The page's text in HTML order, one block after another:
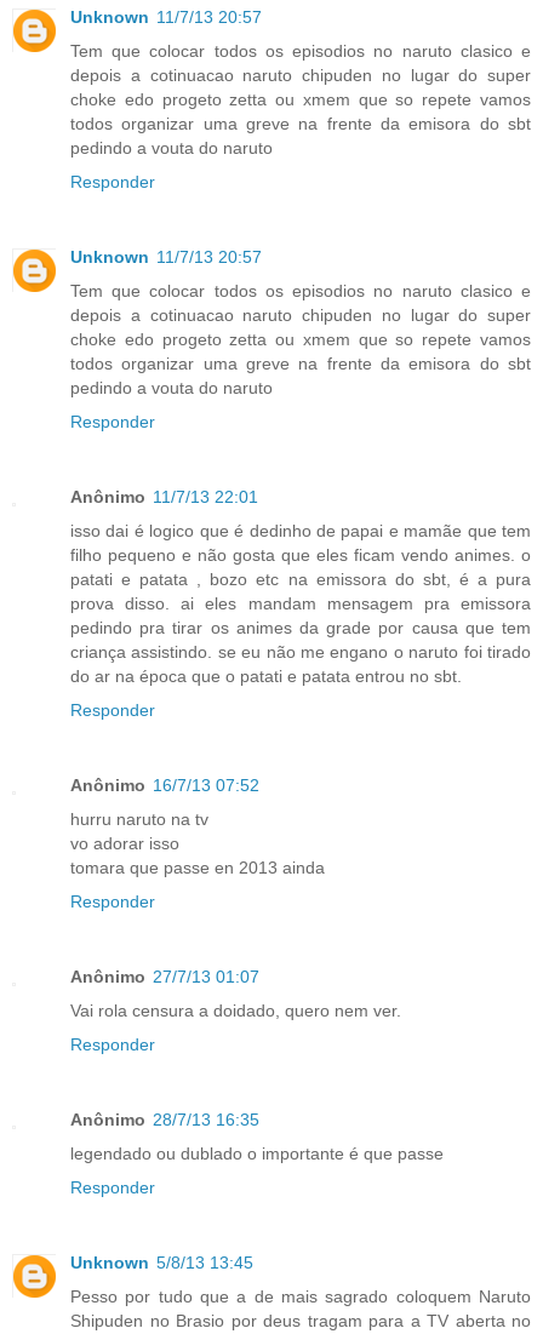
Unknown 11/7/13 20:57
Tem que colocar todos os episodios no naruto clasico e
depois a cotinuacao naruto chipuden no lugar do super
choke edo progeto zetta ou xmem que so repete vamos
todos organizar uma greve na frente da emisora do sbt
pedindo a vouta do naruto
Responder
Unknown 11/7/13 20:57
Tem que colocar todos os episodios no naruto clasico e
depois a cotinuacao naruto chipuden no lugar do super
choke edo progeto zetta ou xmem que so repete vamos
todos organizar uma greve na frente da emisora do sbt
pedindo a vouta do naruto
Responder
Anônimo 11/7/13 22:01
isso dai é logico que é dedinho de papai e mamãe que tem
filho pequeno e não gosta que eles ficam vendo animes. o
patati e patata , bozo etc na emissora do sbt, é a pura
prova disso. ai eles mandam mensagem pra emissora
pedindo pra tirar os animes da grade por causa que tem
criança assistindo. se eu não me engano o naruto foi tirado
do ar na época que o patati e patata entrou no sbt.
Responder
Anônimo 16/7/13 07:52
hurru naruto na tv
vo adorar isso
tomara que passe en 2013 ainda
Responder
Anônimo 27/7/13 01:07
Vai rola censura a doidado, quero nem ver.
Responder
Anônimo 28/7/13 16:35
legendado ou dublado o importante é que passe
Responder
Unknown 5/8/13 13:45
Pesso por tudo que a de mais sagrado coloquem Naruto
Shipuden no Brasio por deus tragam para a TV aberta no